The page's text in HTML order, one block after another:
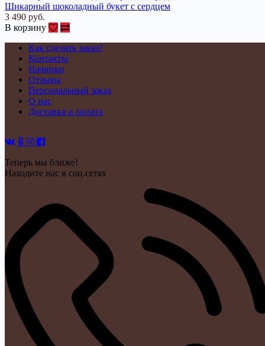
Шикарный шоколадный букет с сердцем
3 490 руб.
В корзину
Как сделать заказ?
Контакты
Начинки
Отзывы
Персональный заказ
О нас
Доставка и оплата
Теперь мы ближе!
Находите нас в соц.сетях